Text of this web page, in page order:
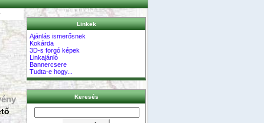
Linkek
Ajánlás ismerősnek
Kokárda
3D-s forgó képek
Linkajánló
Bannercsere
Tudta-e hogy...
Keresés